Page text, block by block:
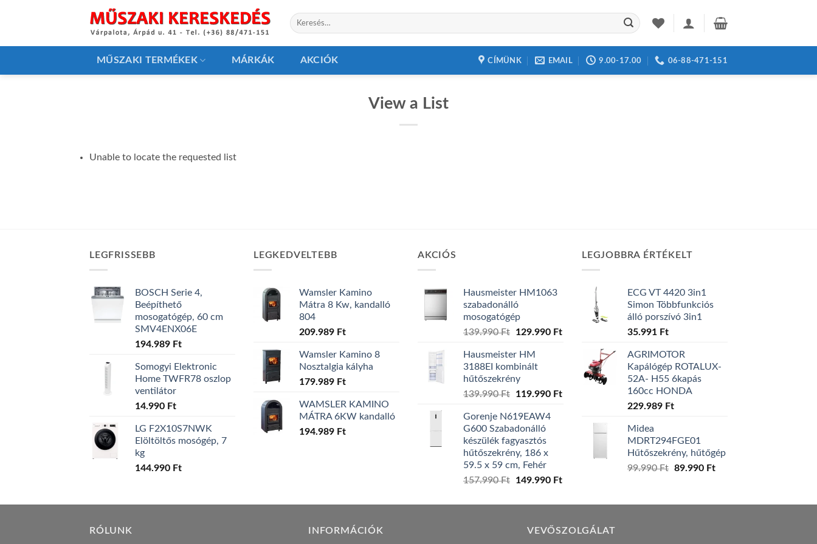
Keresés
a
MŰSZAKI TERMÉKEK MÁRKÁK AKCIÓK CÍMÜNK EMAIL 9.00-17.00 06-88-471-151
View a List
Unable to locate the requested list
LEGFRISSEBB
BOSCH Serie 4,
Beépíthető
mosogatógép, 60 cm
SMV4ENX06E
194.989 Ft
Somogyi Elektronic
Home TWFR78 oszlop
ventilátor
14.990 Ft
LG F2X10S7NWK
Elöltöltős mosógép, 7
kg
144.990 Ft
LEGKEDVELTEBB
Wamsler Kamino
Mátra 8 Kw, kandalló
804
209.989 Ft
Wamsler Kamino 8
Nosztalgia kályha
179.989 Ft
WAMSLER KAMINO
MÁTRA 6KW kandalló
194.989 Ft
AKCIÓS
Hausmeister HM1063
szabadonálló
mosogatógép
139.990Ft
Original
was:
139.990 Ft.
129.990 FtCurrent
129.990 Ft.
Hausmeister HM
3188EI kombinált
hűtőszekrény
139.990Ft
Original
was:
139.990 Ft.
119.990 FtCurrent
119.990 Ft.
Gorenje N619EAW4
G600 Szabadonálló
készülék fagyasztós
hűtőszekrény, 186 x
59.5 x 59 cm, Fehér
157.990Ft
Original
was:
149.990 FtCurrent
is:
LEGJOBBRA ÉRTÉKELT
ECG VT 4420 3in1
Simon Többfunkciós
álló porszívó 3in1
35.991 Ft
AGRIMOTOR
Kapálógép ROTALUX-
52A- H55 6kapás
160cc HONDA
229.989 Ft
Midea
MDRT294FGE01
Hűtőszekrény, hűtőgép
99.990Ft Original
99.990 Ft.
89.990 FtCurrent
89.990 Ft.
RÓLUNK INFORMÁCIÓK VEVŐSZOLGÁLAT